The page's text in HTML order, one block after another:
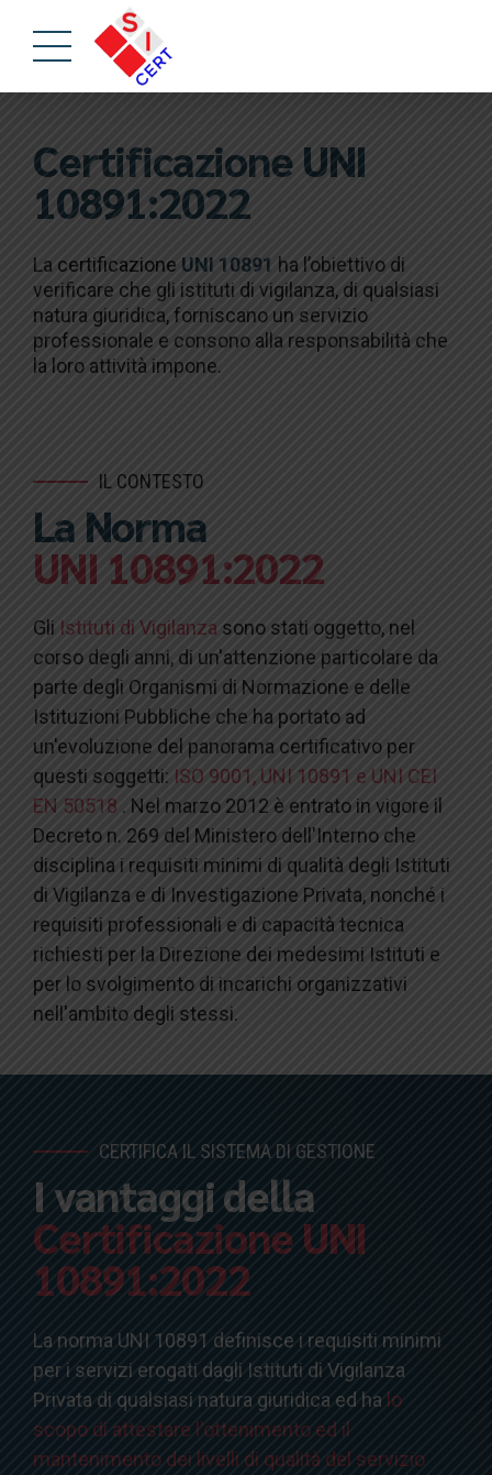
Certificazione UNI
10891:2022
La certificazione UNI 10891 ha l’obiettivo di
verificare che gli istituti di vigilanza, di qualsiasi
natura giuridica, forniscano un servizio
professionale e consono alla responsabilità che
la loro attività impone.
IL CONTESTO
La Norma
UNI 10891:2022
Gli Istituti di Vigilanza sono stati oggetto, nel
corso degli anni, di un'attenzione particolare da
parte degli Organismi di Normazione e delle
Istituzioni Pubbliche che ha portato ad
un'evoluzione del panorama certificativo per
questi soggetti: ISO 9001, UNI 10891 e UNI CEI
EN 50518 . Nel marzo 2012 è entrato in vigore il
Decreto n. 269 del Ministero dell'Interno che
disciplina i requisiti minimi di qualità degli Istituti
di Vigilanza e di Investigazione Privata, nonché i
requisiti professionali e di capacità tecnica
richiesti per la Direzione dei medesimi Istituti e
per lo svolgimento di incarichi organizzativi
nell'ambito degli stessi.
CERTIFICA IL SISTEMA DI GESTIONE
I vantaggi della
Certificazione UNI
10891:2022
La norma UNI 10891 definisce i requisiti minimi
per i servizi erogati dagli Istituti di Vigilanza
Privata di qualsiasi natura giuridica ed ha lo
scopo di attestare l'ottenimento ed il
mantenimento dei livelli di qualità del servizio